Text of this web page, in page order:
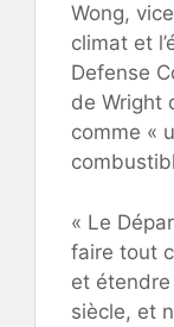
Wong,
climat et
Defense
de Wright
comme «
« Le
faire tout
et étendre
siècle, et